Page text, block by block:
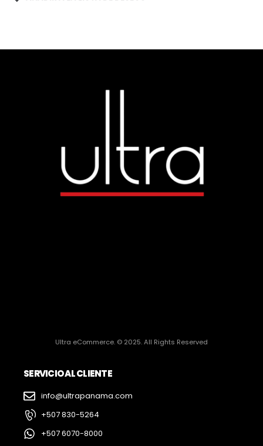
Ultra eCommerce. © 2025. All Rights Reserved
SERVICIO AL CLIENTE
info@ultrapanama.com
+507 830-5264
+507 6070-8000